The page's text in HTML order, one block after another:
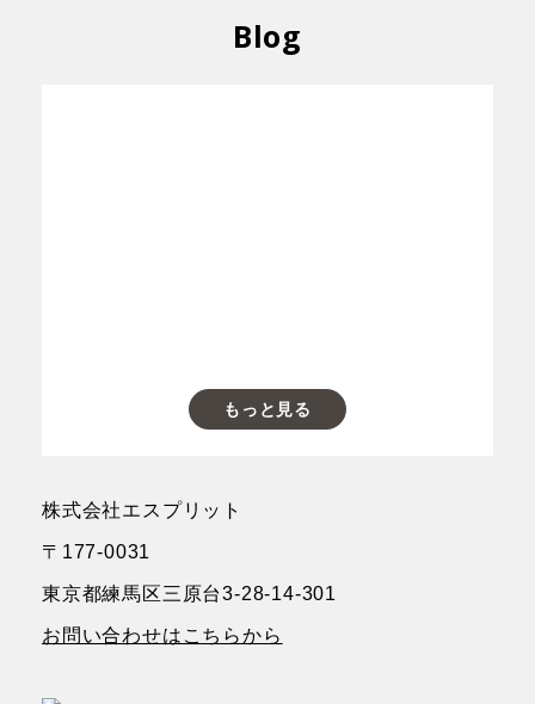
Blog
もっと見る
株式会社エスプリット
〒177-0031
東京都練馬区三原台3-28-14-301
お問い合わせはこちらから